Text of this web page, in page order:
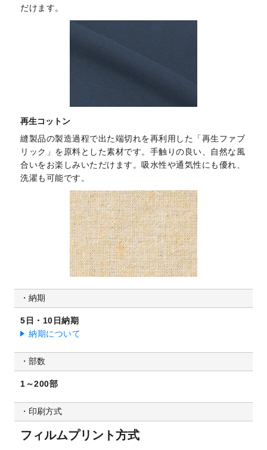
だけます。
再生コットン
縫製品の製造過程で出た端切れを再利用した「再生ファブ
リック」を原料とした素材です。手触りの良い、自然な風
合いをお楽しみいただけます。吸水性や通気性にも優れ、
洗濯も可能です。
納期
5日・10日納期
納期について
部数
1～200部
印刷方式
フィルムプリント方式